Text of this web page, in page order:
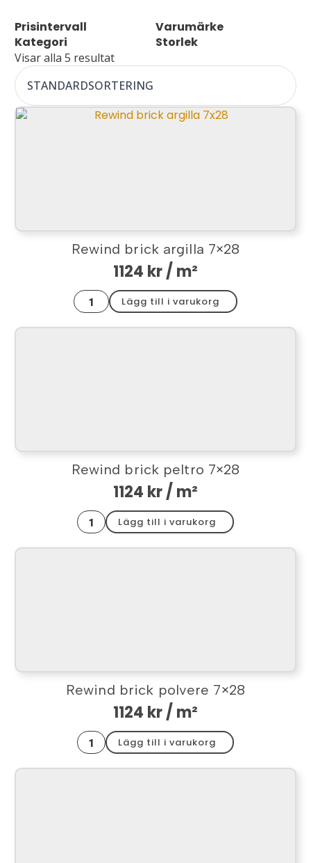
Prisintervall
Varumärke
Kategori
Storlek
Visar alla 5 resultat
Rewind brick argilla 7×28
1124 kr/ m²
Rewind
brick
argilla
7x28
Lägg till i varukorg
Rewind brick peltro 7×28
1124 kr/ m²
Rewind
brick
peltro
7x28
Lägg till i varukorg
Rewind brick polvere 7×28
1124 kr/ m²
Rewind
brick
polvere
7x28
Lägg till i varukorg